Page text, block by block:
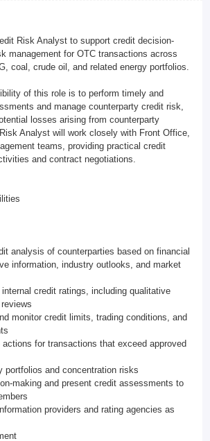
Risk Analyst to support credit decision-
management for OTC transactions across
coal, crude oil, and related energy portfolios.
of this role is to perform timely and
and manage counterparty credit risk,
losses arising from counterparty
Analyst will work closely with Front Office,
teams, providing practical credit
and contract negotiations.
analysis of counterparties based on financial
information, industry outlooks, and market
credit ratings, including qualitative
monitor credit limits, trading conditions, and
for transactions that exceed approved
portfolios and concentration risks
making and present credit assessments to
providers and rating agencies as